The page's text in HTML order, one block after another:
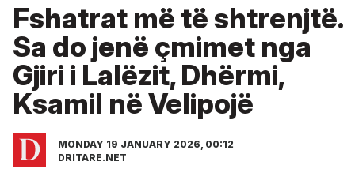
Fshatrat më të shtrenjtë.
Sa do jenë çmimet nga
Gjiri i Lalëzit, Dhërmi,
Ksamil në Velipojë
MONDAY 19 JANUARY 2026, 00:12
DRITARE.NET